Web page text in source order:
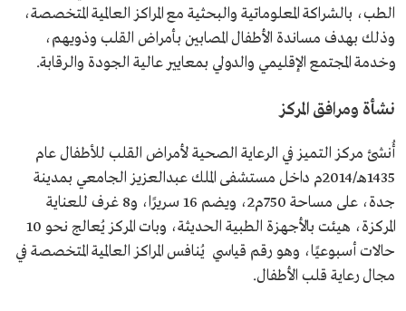
الطب، بالشراكة المعلوماتية والبحثية مع المراكز العالمية المتخصصة،
وذلك بهدف مساندة الأطفال المصابين بأمراض القلب وذويهم،
وخدمة المجتمع الإقليمي والدولي بمعايير عالية الجودة والرقابة.
نشأة ومرافق المركز
أُنشئ مركز التميز في الرعاية الصحية لأمراض القلب للأطفال عام
1435هـ/2014م داخل مستشفى الملك عبدالعزيز الجامعي بمدينة
جدة، على مساحة 750م2، ويضم 16 سريرًا، و8 غرف للعناية
المركزة، هيئت بالأجهزة الطبية الحديثة، وبات المركز يُعالج نحو 10
حالات أسبوعيًا، وهو رقم قياسي يُنافس المراكز العالمية المتخصصة في
مجال رعاية قلب الأطفال.